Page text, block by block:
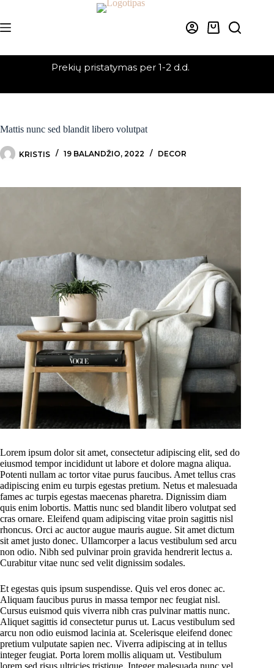
content
Krepšelis
Prekių pristatymas per 1-2 d.d.
Mattis nunc sed blandit libero volutpat
KRISTIS 19 BALANDŽIO, 2022 DECOR
Lorem ipsum dolor sit amet, consectetur adipiscing elit, sed do
eiusmod tempor incididunt ut labore et dolore magna aliqua.
Potenti nullam ac tortor vitae purus faucibus. Amet tellus cras
adipiscing enim eu turpis egestas pretium. Netus et malesuada
fames ac turpis egestas maecenas pharetra. Dignissim diam
quis enim lobortis. Mattis nunc sed blandit libero volutpat sed
cras ornare. Eleifend quam adipiscing vitae proin sagittis nisl
rhoncus. Orci ac auctor augue mauris augue. Sit amet dictum
sit amet justo donec. Ullamcorper a lacus vestibulum sed arcu
non odio. Nibh sed pulvinar proin gravida hendrerit lectus a.
Curabitur vitae nunc sed velit dignissim sodales.
Et egestas quis ipsum suspendisse. Quis vel eros donec ac.
Aliquam faucibus purus in massa tempor nec feugiat nisl.
Cursus euismod quis viverra nibh cras pulvinar mattis nunc.
Aliquet sagittis id consectetur purus ut. Lacus vestibulum sed
arcu non odio euismod lacinia at. Scelerisque eleifend donec
pretium vulputate sapien nec. Viverra adipiscing at in tellus
integer feugiat. Porta lorem mollis aliquam ut. Vestibulum
lorem sed risus ultricies tristique. Integer malesuada nunc vel